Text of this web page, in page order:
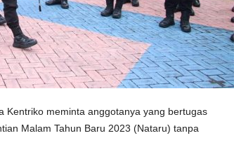
Kentriko meminta anggotanya yang bertugas
Malam Tahun Baru 2023 (Nataru) tanpa